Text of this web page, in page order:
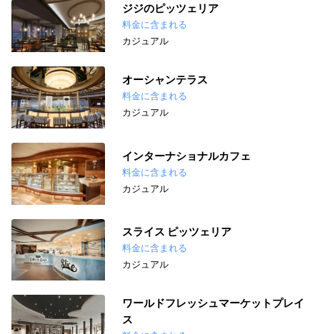
ジジのピッツェリア
料金に含まれる
カジュアル
オーシャンテラス
料金に含まれる
カジュアル
インターナショナルカフェ
料金に含まれる
カジュアル
スライス ピッツェリア
料金に含まれる
カジュアル
ワールドフレッシュマーケットプレイ
ス